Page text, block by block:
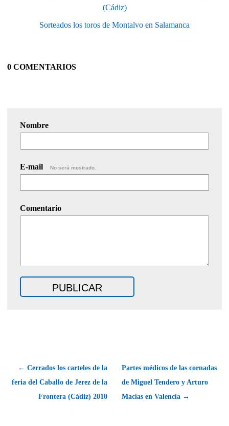
(Cádiz)
Sorteados los toros de Montalvo en Salamanca
0 COMENTARIOS
Nombre
E-mail No será mostrado.
Comentario
← Cerrados los carteles de la
feria del Caballo de Jerez de la
Frontera (Cádiz) 2010
Partes médicos de las cornadas
de Miguel Tendero y Arturo
Macías en Valencia →